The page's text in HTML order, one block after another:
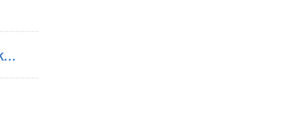
PeruutaPoikimisTapahtuma.v1 (UNKNOWN)